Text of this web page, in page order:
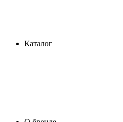
Каталог